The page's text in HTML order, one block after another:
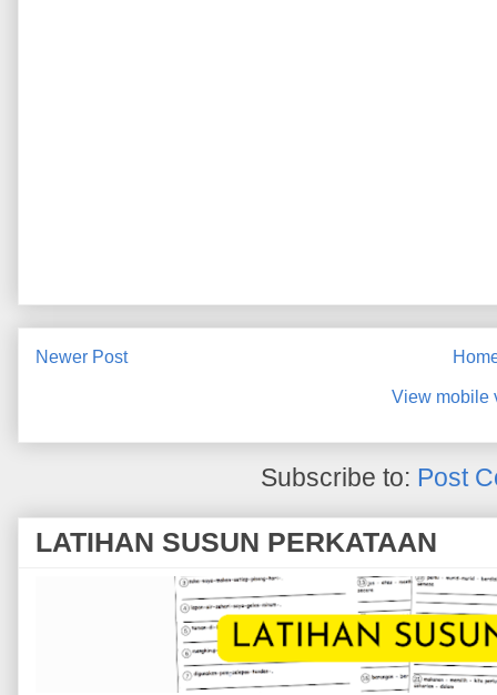
Newer Post
View mobile
Subscribe to: Post
LATIHAN SUSUN PERKATAAN